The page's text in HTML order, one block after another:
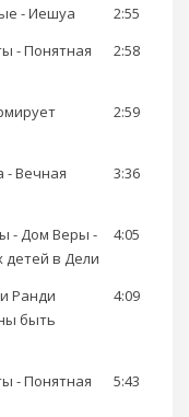
- Иешуа
2:55
- Понятная
2:58
2:59
- Вечная
3:36
- Дом Веры -
детей в Дели
4:05
Ранди
быть
4:09
- Понятная
5:43